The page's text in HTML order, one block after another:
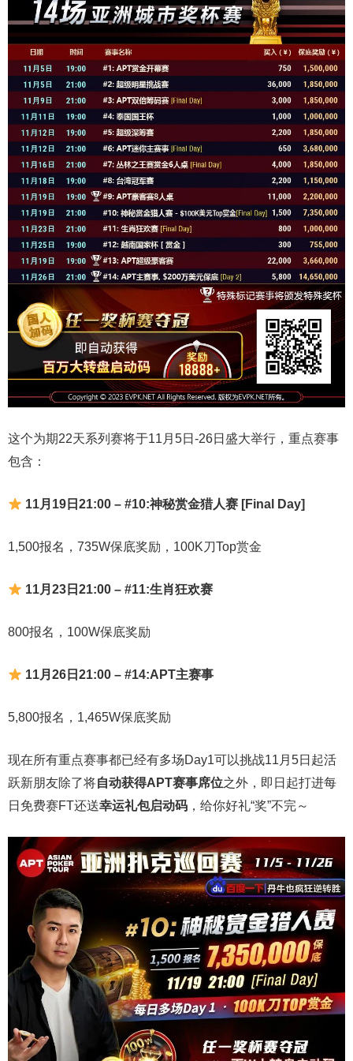
这个为期22天系列赛将于11月5日-26日盛大举行，重点赛事
包含：
11月19日21:00 – #10:神秘赏金猎人赛 [Final Day]
1,500报名，735W保底奖励，100K刀Top赏金
11月23日21:00 – #11:生肖狂欢赛
800报名，100W保底奖励
11月26日21:00 – #14:APT主赛事
5,800报名，1,465W保底奖励
现在所有重点赛事都已经有多场Day1可以挑战11月5日起活
跃新朋友除了将自动获得APT赛事席位之外，即日起打进每
日免费赛FT还送幸运礼包启动码 ，给你好礼“奖”不完～